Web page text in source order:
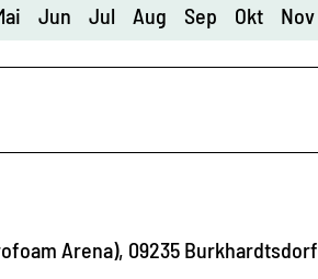
Jun Jul Aug Sep Okt Nov
Arena), 09235 Burkhardtsdorf